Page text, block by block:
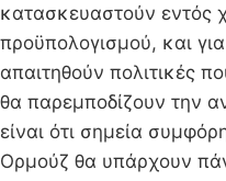
κατασκευαστούν εντός
προϋπολογισμού, και
απαιτηθούν πολιτικές
θα παρεμποδίζουν την
είναι ότι σημεία
Ορμούζ θα υπάρχουν